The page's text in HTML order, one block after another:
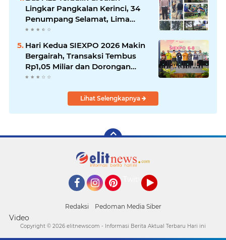
Lingkar Pangkalan Kerinci, 34
Penumpang Selamat, Lima
Alami Luka Ringan
Hari Kedua SIEXPO 2026 Makin
Bergairah, Transaksi Tembus
Rp1,05 Miliar dan Dorongan
Palm Oil Institute Menguat
Lihat Selengkapnya
Twitter
Redaksi Pedoman Media Siber
Video
Copyright © 2026 elitnewscom - Informasi Berita Aktual Terbaru Hari ini